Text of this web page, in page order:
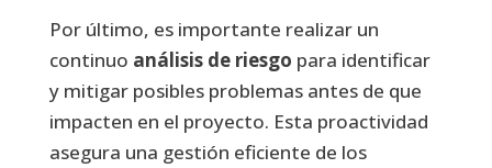
Por último, es importante realizar un
continuo análisis de riesgo para identificar
y mitigar posibles problemas antes de que
impacten en el proyecto. Esta proactividad
asegura una gestión eficiente de los